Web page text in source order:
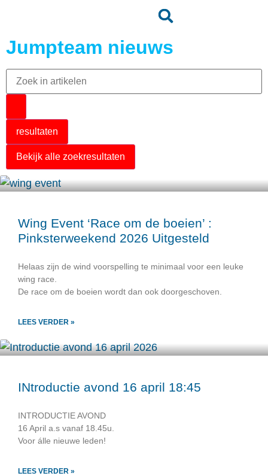
Jumpteam nieuws
resultaten
Bekijk alle zoekresultaten
Wing Event ‘Race om de boeien’ :
Pinksterweekend 2026 Uitgesteld
Helaas zijn de wind voorspelling te minimaal voor een leuke
wing race.
De race om de boeien wordt dan ook doorgeschoven.
LEES VERDER »
INtroductie avond 16 april 18:45
INTRODUCTIE AVOND
16 April a.s vanaf 18.45u.
Voor álle nieuwe leden!
LEES VERDER »